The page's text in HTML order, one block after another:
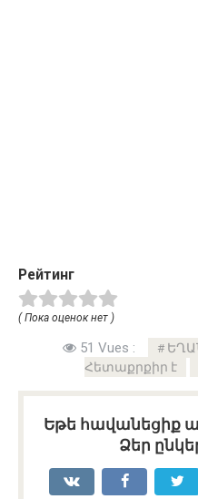
Рейтинг
( Пока оценок нет )
51 Vues :
Հետաքրքիր է
Եթե հավանեցիք
Ձեր